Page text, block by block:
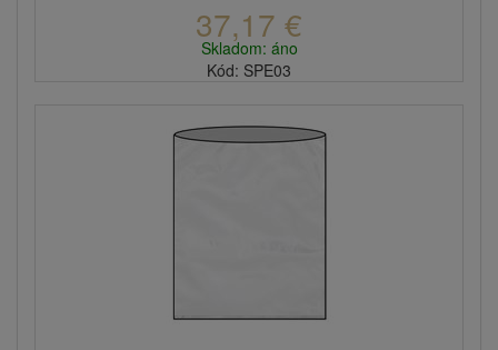
37,17 €
Skladom: áno
Kód: SPE03